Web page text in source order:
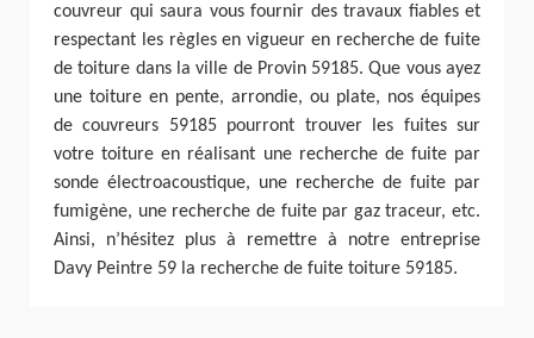
couvreur qui saura vous fournir des travaux fiables et
respectant les règles en vigueur en recherche de fuite
de toiture dans la ville de Provin 59185. Que vous ayez
une toiture en pente, arrondie, ou plate, nos équipes
de couvreurs 59185 pourront trouver les fuites sur
votre toiture en réalisant une recherche de fuite par
sonde électroacoustique, une recherche de fuite par
fumigène, une recherche de fuite par gaz traceur, etc.
Ainsi, n’hésitez plus à remettre à notre entreprise
Davy Peintre 59 la recherche de fuite toiture 59185.